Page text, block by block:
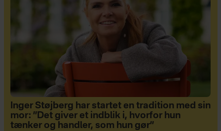
Inger Støjberg har startet en tradition med sin
mor: ”Det giver et indblik i, hvorfor hun
tænker og handler, som hun gør”